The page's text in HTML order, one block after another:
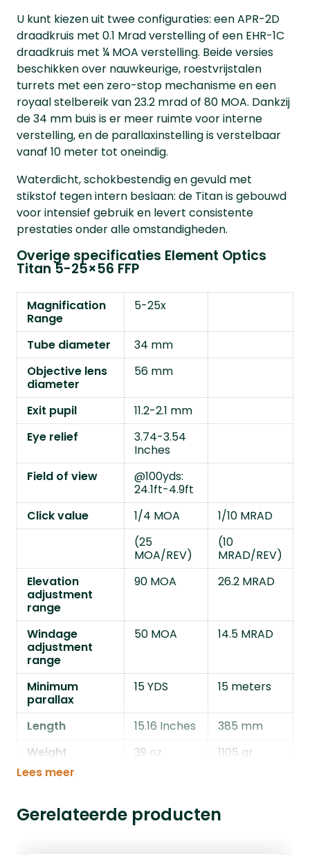
U kunt kiezen uit twee configuraties: een APR-2D
draadkruis met 0.1 Mrad verstelling of een EHR-1C
draadkruis met ¼ MOA verstelling. Beide versies
beschikken over nauwkeurige, roestvrijstalen
turrets met een zero-stop mechanisme en een
royaal stelbereik van 23.2 mrad of 80 MOA. Dankzij
de 34 mm buis is er meer ruimte voor interne
verstelling, en de parallaxinstelling is verstelbaar
vanaf 10 meter tot oneindig.
Waterdicht, schokbestendig en gevuld met
stikstof tegen intern beslaan: de Titan is gebouwd
voor intensief gebruik en levert consistente
prestaties onder alle omstandigheden.
Overige specificaties Element Optics
Titan 5-25×56 FFP
Magnification
Range
5-25x
Tube diameter
34 mm
Objective lens
diameter
56 mm
Exit pupil
11.2-2.1 mm
Eye relief
3.74-3.54
Inches
Field of view
@100yds:
24.1ft-4.9ft
Click value
1/4 MOA
1/10 MRAD
(25
MOA/REV)
(10
MRAD/REV)
Elevation
adjustment
range
90 MOA 26.2 MRAD
Windage
adjustment
range
50 MOA 14.5 MRAD
Minimum
parallax
15 YDS 15 meters
Length 15.16 Inches
385 mm
Weight
39 oz
1105 gr
Lees meer
Gerelateerde producten